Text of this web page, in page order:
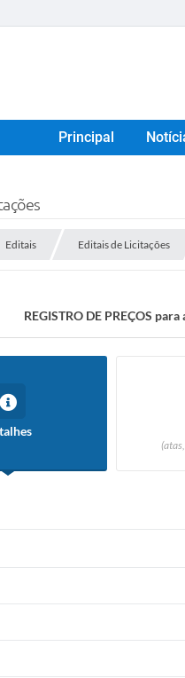
Principal
Editais Editais de Licitações
REGISTRO DE PREÇOS